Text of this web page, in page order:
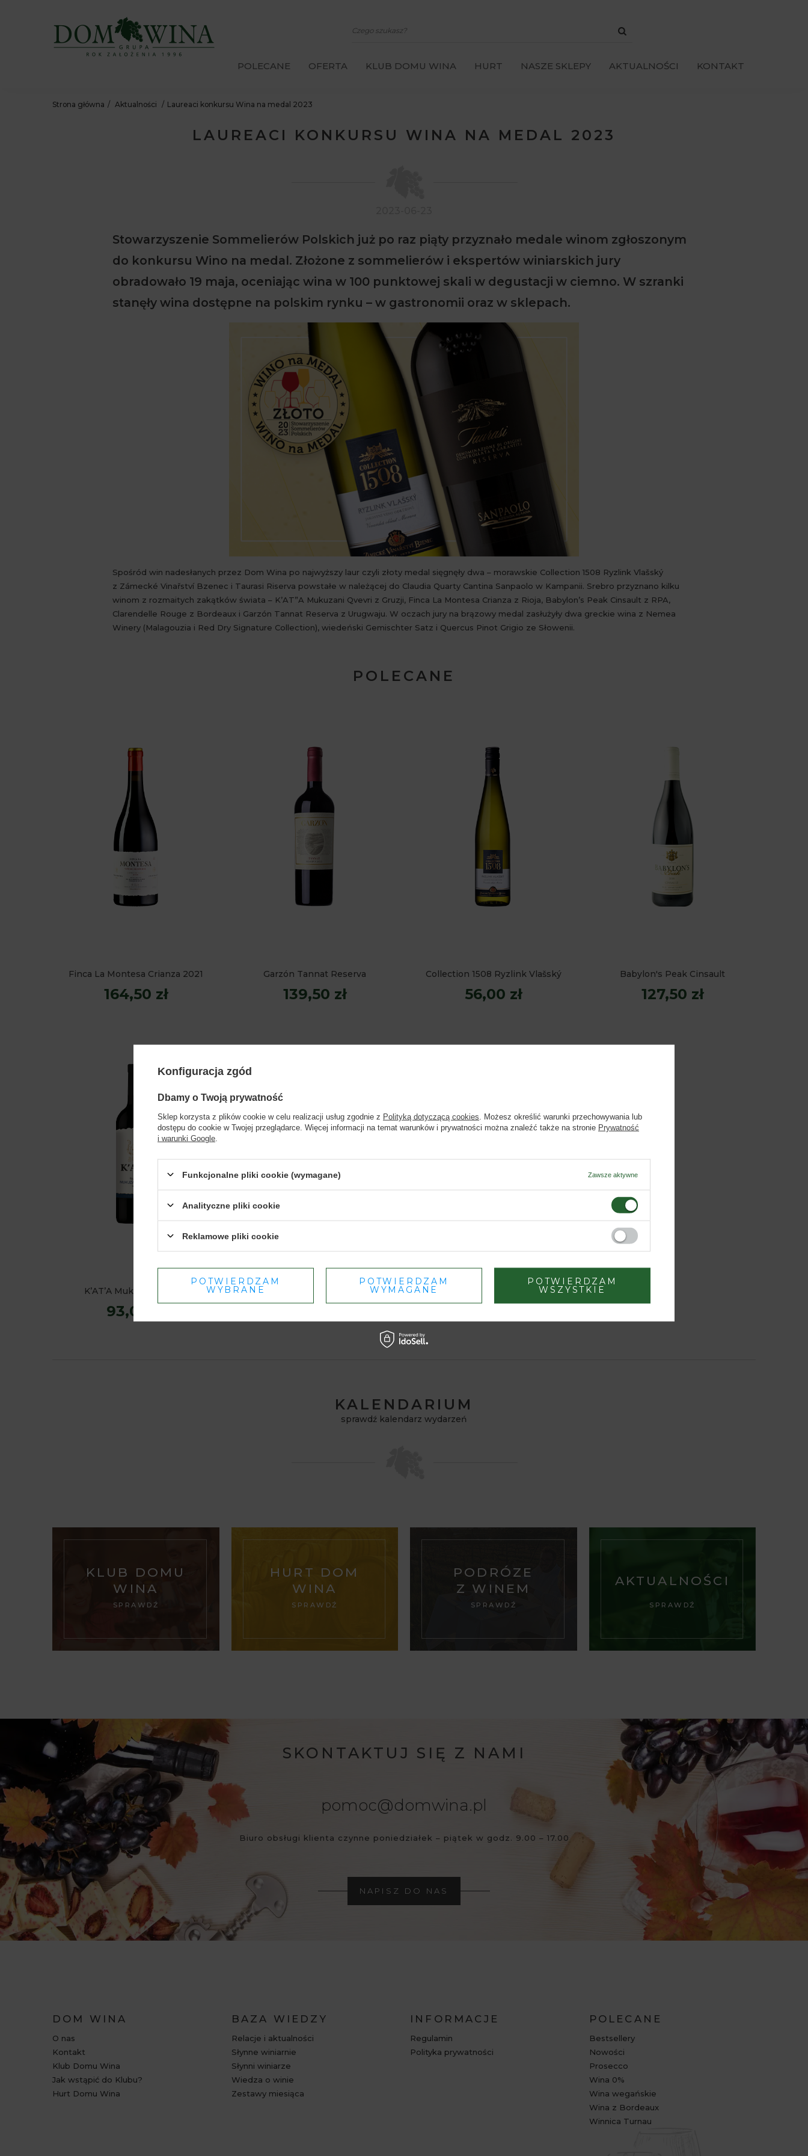
POLECANE OFERTA KLUB DOMU WINA HURT NASZE SKLEPY AKTUALNOŚCI KONTAKT
Strona główna Aktualności Laureaci konkursu Wina na medal 2023
LAUREACI KONKURSU WINA NA MEDAL 2023
Stowarzyszenie Sommelierów Polskich już po raz piąty przyznało medale winom zgłoszonym
do konkursu Wino na medal. Złożone z sommelierów i ekspertów winiarskich jury
obradowało 19 maja, oceniając wina w 100 punktowej skali w degustacji w ciemno. W szranki
stanęły wina dostępne na polskim rynku – w gastronomii oraz w sklepach.
Spośród win nadesłanych przez Dom Wina po najwyższy laur czyli złoty medal sięgnęły dwa – morawskie Collection 1508 Ryzlink Vlašský
z Zámecké Vinařství Bzenec i Taurasi Riserva powstałe w należącej do Claudia Quarty Cantina Sanpaolo w Kampanii. Srebro przyznano kilku
winom z rozmaitych zakątków świata – K’AT”A Mukuzani Qvevri z Gruzji, Finca La Montesa Crianza z Rioja, Babylon’s Peak Cinsault z RPA,
Clarendelle Rouge z Bordeaux i Garzón Tannat Reserva z Urugwaju. W oczach jury na brązowy medal zasłużyły dwa greckie wina z Nemea
Winery (Malagouzia i Red Dry Signature Collection), wiedeński Gemischter Satz i Quercus Pinot Grigio ze Słowenii.
POLECANE
Finca La Montesa Crianza 2021
164,50 zł
Garzón Tannat Reserva
139,50 zł
Collection 1508 Ryzlink Vlašský
56,00 zł
Babylon's Peak Cinsault
127,50 zł
K’AT’A Mukuzani Qvevri
93,00 zł
KALENDARIUM
sprawdź kalendarz wydarzeń
KLUB DOMU
WINA
SPRAWDŹ
HURT DOM
WINA
SPRAWDŹ
PODRÓZE
Z WINEM
SPRAWDŹ
AKTUALNOŚCI
SPRAWDŹ
SKONTAKTUJ SIĘ Z NAMI
pomoc@domwina.pl
Biuro obsługi klienta czynne poniedziałek – piątek w godz. 9.00 – 17.00
NAPISZ DO NAS
DOM WINA
O nas
Kontakt
Klub Domu Wina
Jak wstąpić do Klubu?
Hurt Domu Wina
BAZA WIEDZY
Relacje i aktualności
Słynne winiarnie
Słynni winiarze
Wiedza o winie
Zestawy miesiąca
INFORMACJE
Regulamin
Polityka prywatności
POLECANE
Bestsellery
Nowości
Prosecco
Wina 0%
Wina wegańskie
Wina z Bordeaux
Winnica Turnau
Czy masz ukończone 18 lat?
Konfiguracja zgód
Dbamy o Twoją prywatność
Sklep korzysta z plików cookie w celu realizacji usług zgodnie z Polityką dotyczącą cookies . Możesz określić warunki przechowywania lub
dostępu do cookie w Twojej przeglądarce. Więcej informacji na temat warunków i prywatności można znaleźć także na stronie Prywatność
i warunki Google
Funkcjonalne pliki cookie (wymagane) Zawsze aktywne
Analityczne pliki cookie
Reklamowe pliki cookie
POTWIERDZAM
WYBRANE
POTWIERDZAM
WYMAGANE
POTWIERDZAM
WSZYSTKIE